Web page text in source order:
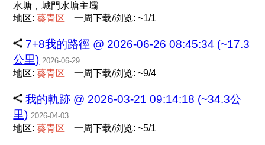
水塘，城門水塘主壩
地区:葵青区 一周下载/浏览: ~1/1
7+8我的路徑 @ 2026-06-26 08:45:34 (~17.3
公里) 2026-06-29
地区:葵青区 一周下载/浏览: ~9/4
我的軌跡 @ 2026-03-21 09:14:18 (~34.3公
里) 2026-04-03
地区:葵青区 一周下载/浏览: ~5/1